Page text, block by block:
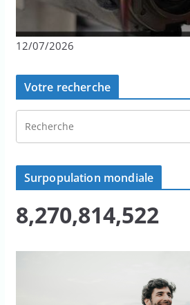
12/07/2026
Votre recherche
Surpopulation mondiale
8,270,814,522